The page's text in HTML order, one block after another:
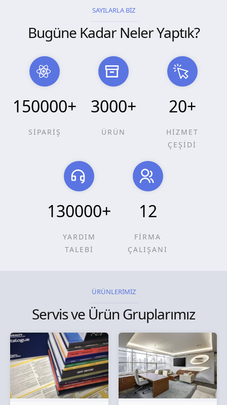
SAYILARLA BİZ
Bugüne Kadar Neler Yaptık?
150000+
SİPARİŞ
3000+
ÜRÜN
20+
HİZMET
ÇEŞİDİ
130000+
YARDIM
TALEBİ
12
FİRMA
ÇALIŞANI
ÜRÜNLERİMİZ
Servis ve Ürün Gruplarımız